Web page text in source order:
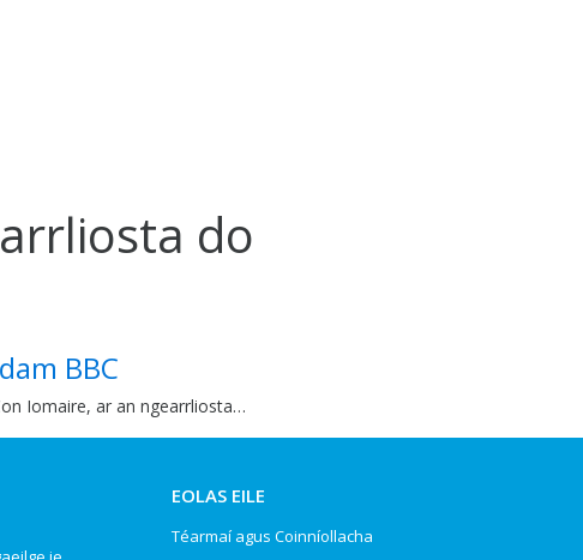
do
BBC
Iomaire, ar an ngearrliosta…
EOLAS EILE
Téarmaí agus Coinníollacha